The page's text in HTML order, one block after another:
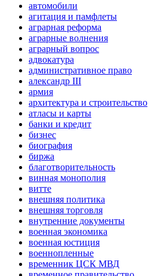
автомобили
агитация и памфлеты
аграрная реформа
аграрные волнения
аграрный вопрос
адвокатура
административное право
александр III
армия
архитектура и строительство
атласы и карты
банки и кредит
бизнес
биография
биржа
благотворительность
винная монополия
витте
внешняя политика
внешняя торговля
внутренние документы
военная экономика
военная юстиция
военнопленные
временник ЦСК МВД